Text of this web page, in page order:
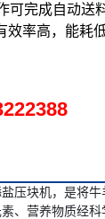
可完成自动送
效率高，能耗
压块机，是将
、营养物质经